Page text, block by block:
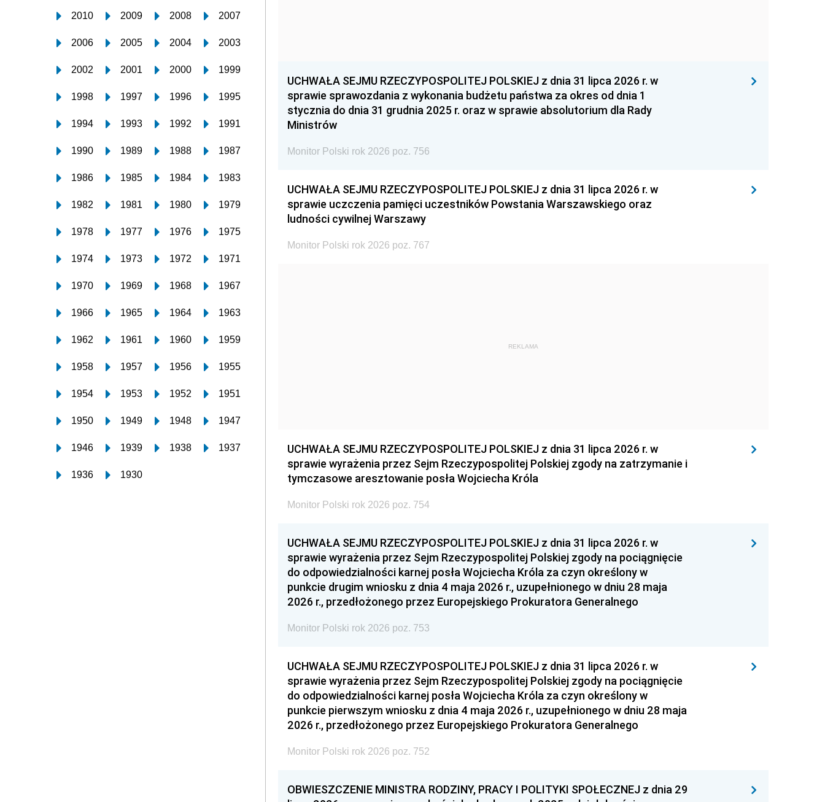
2010 2009 2008 2007
2006 2005 2004 2003
2002 2001 2000 1999
1998 1997 1996 1995
1994 1993 1992 1991
1990 1989 1988 1987
1986 1985 1984 1983
1982 1981 1980 1979
1978 1977 1976 1975
1974 1973 1972 1971
1970 1969 1968 1967
1966 1965 1964 1963
1962 1961 1960 1959
1958 1957 1956 1955
1954 1953 1952 1951
1950 1949 1948 1947
1946 1939 1938 1937
1936 1930
UCHWAŁA SEJMU RZECZYPOSPOLITEJ POLSKIEJ z dnia 31 lipca 2026 r. w
sprawie sprawozdania z wykonania budżetu państwa za okres od dnia 1
stycznia do dnia 31 grudnia 2025 r. oraz w sprawie absolutorium dla Rady
Ministrów
Monitor Polski rok 2026 poz. 756
UCHWAŁA SEJMU RZECZYPOSPOLITEJ POLSKIEJ z dnia 31 lipca 2026 r. w
sprawie uczczenia pamięci uczestników Powstania Warszawskiego oraz
ludności cywilnej Warszawy
Monitor Polski rok 2026 poz. 767
REKLAMA
UCHWAŁA SEJMU RZECZYPOSPOLITEJ POLSKIEJ z dnia 31 lipca 2026 r. w
sprawie wyrażenia przez Sejm Rzeczypospolitej Polskiej zgody na zatrzymanie i
tymczasowe aresztowanie posła Wojciecha Króla
Monitor Polski rok 2026 poz. 754
UCHWAŁA SEJMU RZECZYPOSPOLITEJ POLSKIEJ z dnia 31 lipca 2026 r. w
sprawie wyrażenia przez Sejm Rzeczypospolitej Polskiej zgody na pociągnięcie
do odpowiedzialności karnej posła Wojciecha Króla za czyn określony w
punkcie drugim wniosku z dnia 4 maja 2026 r., uzupełnionego w dniu 28 maja
2026 r., przedłożonego przez Europejskiego Prokuratora Generalnego
Monitor Polski rok 2026 poz. 753
UCHWAŁA SEJMU RZECZYPOSPOLITEJ POLSKIEJ z dnia 31 lipca 2026 r. w
sprawie wyrażenia przez Sejm Rzeczypospolitej Polskiej zgody na pociągnięcie
do odpowiedzialności karnej posła Wojciecha Króla za czyn określony w
punkcie pierwszym wniosku z dnia 4 maja 2026 r., uzupełnionego w dniu 28 maja
2026 r., przedłożonego przez Europejskiego Prokuratora Generalnego
Monitor Polski rok 2026 poz. 752
OBWIESZCZENIE MINISTRA RODZINY, PRACY I POLITYKI SPOŁECZNEJ z dnia 29